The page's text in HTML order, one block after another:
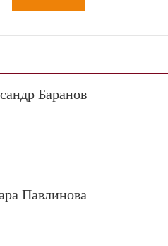
Баранов
Павлинова